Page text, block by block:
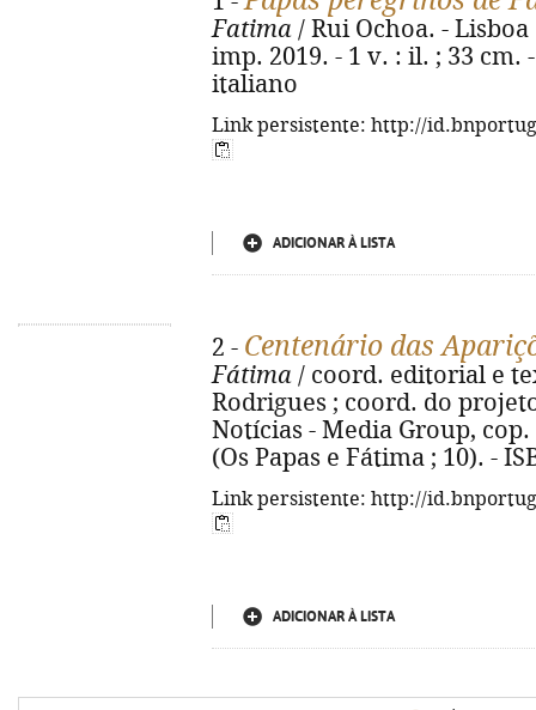
Fatima / Rui Ochoa. -
imp. 2019. - 1 v. : il. ; 33
italiano
Link persistente: http://
ADICIONAR À LISTA
2 - Centenário das
Fátima / coord. editorial e
Rodrigues ; coord. do
Notícias - Media Group, cop.
(Os Papas e Fátima ; 10). -
Link persistente: http://
ADICIONAR À LISTA